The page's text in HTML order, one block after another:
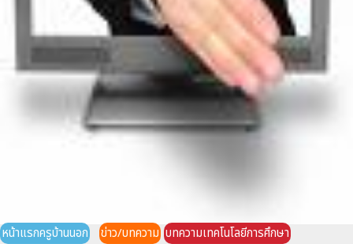
หน้าแรกครูบ้านนอก ข่าว/บทความ บทความเทคโนโลยีการศึกษา